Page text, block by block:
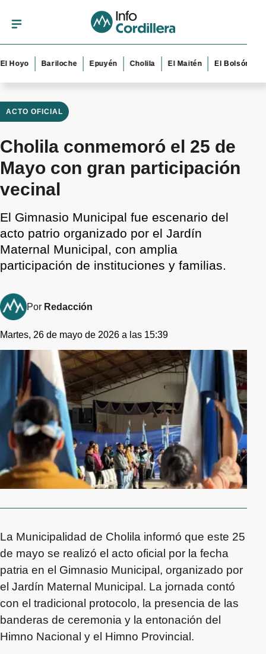
Bariloche Epuyén Cholila El Maitén El Bolsón
ACTO OFICIAL
Cholila conmemoró el 25 de
Mayo con gran participación
vecinal
El Gimnasio Municipal fue escenario del
acto patrio organizado por el Jardín
Maternal Municipal, con amplia
participación de instituciones y familias.
Por Redacción
Martes, 26 de mayo de 2026 a las 15:39
La Municipalidad de Cholila informó que este 25
de mayo se realizó el acto oficial por la fecha
patria en el Gimnasio Municipal, organizado por
el Jardín Maternal Municipal. La jornada contó
con el tradicional protocolo, la presencia de las
banderas de ceremonia y la entonación del
Himno Nacional y el Himno Provincial.